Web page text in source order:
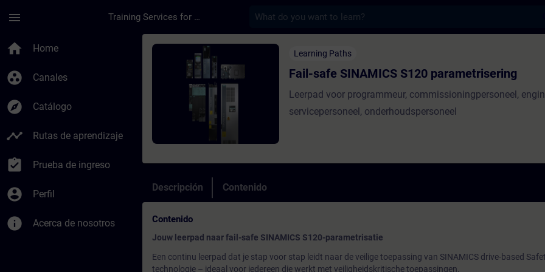
menu Training Services for Digital Industries
home Home
group_work Canales
explore Catálogo
timeline Rutas de aprendizaje
assignment_turned_in Prueba de ingreso
account_circle Perfil
info Acerca de nosotros
Curso - Fail-safe SINAMICS S120 parametrisering -
Learning Paths
Fail-safe SINAMICS S120 parametrisering
Leerpad voor programmeur, commissioningpersoneel,
servicepersoneel, onderhoudspersoneel
Descripción Contenido
Contenido
Jouw leerpad naar fail-safe SINAMICS S120-parametrisatie
Een continu leerpad dat je stap voor stap leidt naar de veilige toepassing van SINAMICS drive-based
technologie – ideaal voor iedereen die werkt met veiligheidskritische toepassingen.